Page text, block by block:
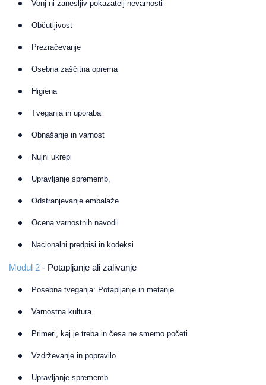
Vonj ni zanesljiv pokazatelj nevarnosti
Občutljivost
Prezračevanje
Osebna zaščitna oprema
Higiena
Tveganja in uporaba
Obnašanje in varnost
Nujni ukrepi
Upravljanje sprememb,
Odstranjevanje embalaže
Ocena varnostnih navodil
Nacionalni predpisi in kodeksi
Modul 2 - Potapljanje ali zalivanje
Posebna tveganja: Potapljanje in metanje
Varnostna kultura
Primeri, kaj je treba in česa ne smemo početi
Vzdrževanje in popravilo
Upravljanje sprememb